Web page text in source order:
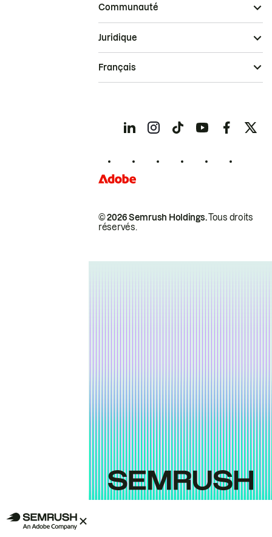
Communauté
© 2026 Semrush Holdings.Tous droits
réservés.
Juridique
Français